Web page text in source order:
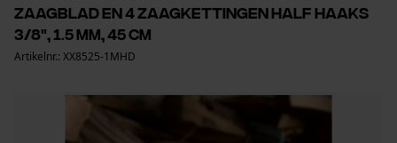
zaagblad en 4 zaagkettingen half haaks
3/8", 1.5 mm, 45 cm
Artikelnr.: XX8525-1MHD